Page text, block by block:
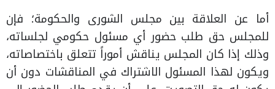
أما عن العلاقة بين مجلس الشورى والحكومة؛ فإن
للمجلس حق طلب حضور أي مسئول حكومي لجلساته،
وذلك إذا كان المجلس يناقش أموراً تتعلق باختصاصاته،
ويكون لهذا المسئول الاشتراك في المناقشات دون أن